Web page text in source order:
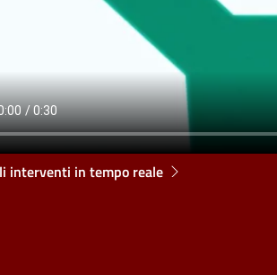
interventi in tempo reale